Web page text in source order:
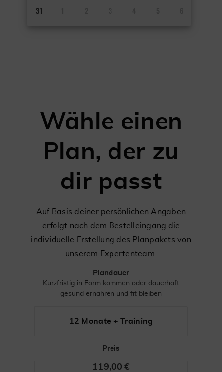
31
Wähle einen
Plan, der zu
dir passt
Auf Basis deiner persönlichen Angaben
erfolgt nach dem Bestelleingang die
individuelle Erstellung des Planpakets von
unserem Expertenteam.
Plandauer
Kurzfristig in Form kommen oder dauerhaft
gesund ernähren und fit bleiben
12 Monate + Training
Preis
119,00 €